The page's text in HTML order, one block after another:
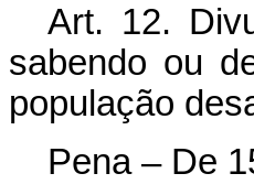
Art. 12.
sabendo ou
população
Pena – De